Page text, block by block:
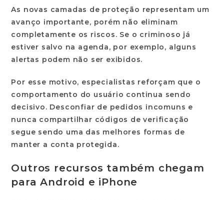
As novas camadas de proteção representam um
avanço importante, porém não eliminam
completamente os riscos. Se o criminoso já
estiver salvo na agenda, por exemplo, alguns
alertas podem não ser exibidos.
Por esse motivo, especialistas reforçam que o
comportamento do usuário continua sendo
decisivo. Desconfiar de pedidos incomuns e
nunca compartilhar códigos de verificação
segue sendo uma das melhores formas de
manter a conta protegida.
Outros recursos também chegam
para Android e iPhone